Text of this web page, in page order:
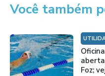
Você também
Foz;